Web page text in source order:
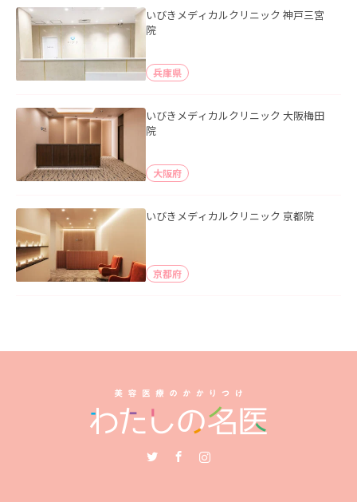
いびきメディカルクリニック 神戸三宮
院
兵庫県
いびきメディカルクリニック 大阪梅田
院
大阪府
いびきメディカルクリニック 京都院
京都府